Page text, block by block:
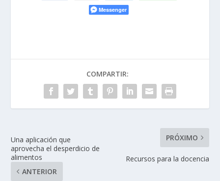
Messenger
COMPARTIR:
Una aplicación que
aprovecha el desperdicio de
alimentos
ANTERIOR
PRÓXIMO
Recursos para la docencia